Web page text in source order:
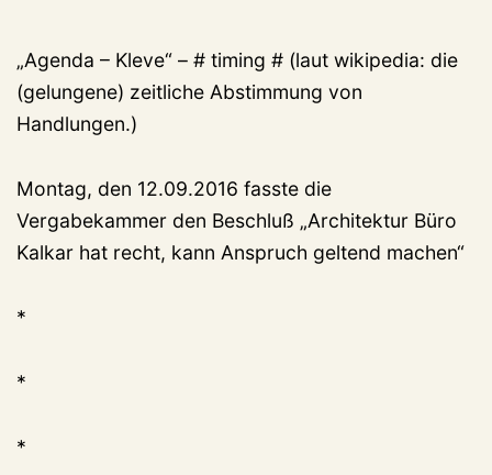
„Agenda – Kleve“ – # timing # (laut wikipedia: die
(gelungene) zeitliche Abstimmung von
Handlungen.)
Montag, den 12.09.2016 fasste die
Vergabekammer den Beschluß „Architektur Büro
Kalkar hat recht, kann Anspruch geltend machen“
*
*
*